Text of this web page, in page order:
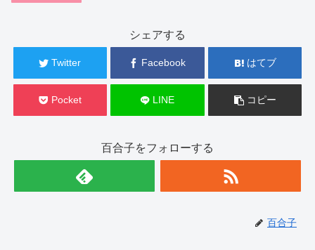
シェアする
Twitter Facebook はてブ
Pocket LINE コピー
百合子をフォローする
百合子